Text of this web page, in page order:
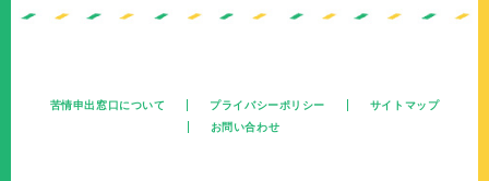
苦情申出窓口について プライバシーポリシー
サイトマップ
お問い合わせ